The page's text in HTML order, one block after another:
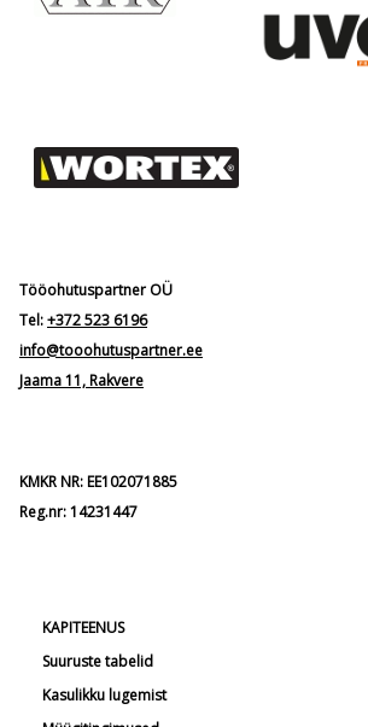
Tööohutuspartner OÜ
Tel:+372 523 6196
info@tooohutuspartner.ee
Jaama 11, Rakvere
KMKR NR: EE102071885
Reg.nr: 14231447
KAPITEENUS
Suuruste tabelid
Kasulikku lugemist